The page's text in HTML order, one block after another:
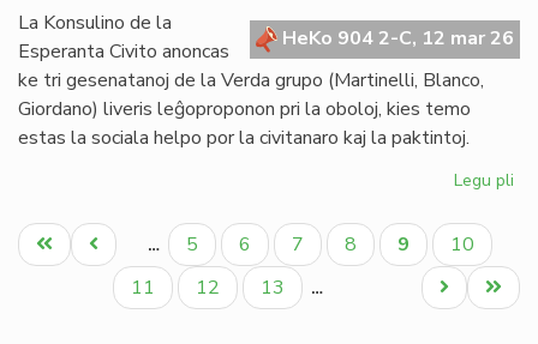
HeKo 904 2-C, 12 mar 26
La Konsulino de la
Esperanta Civito anoncas
ke tri gesenatanoj de la Verda grupo (Martinelli, Blanco,
Giordano) liveris leĝoproponon pri la oboloj, kies temo
estas la sociala helpo por la civitanaro kaj la paktintoj.
Legu pli
la
Pagination
Unua
paĝo
Antaŭa
paĝo
… Paĝo
5 Paĝo
6 Paĝo
7 Paĝo
8
Aktuala
paĝo
9 Paĝo
10
Paĝo
11 Paĝo
12 Paĝo
13 …
Last
page
Next
page